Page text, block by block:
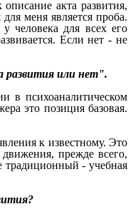
акта развития,
меня является проба.
человека для всех его
Если нет - не
развития или нет".
в психоаналитическом
это позиция базовая.
к известному. Это
прежде всего,
традиционный - учебная